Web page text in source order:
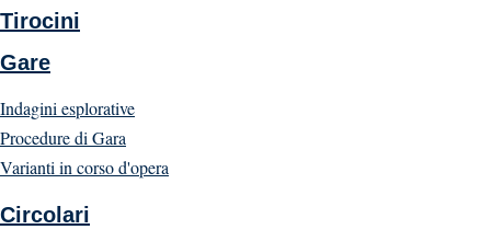
Tirocini
Gare
Indagini esplorative
Procedure di Gara
Varianti in corso d'opera
Circolari